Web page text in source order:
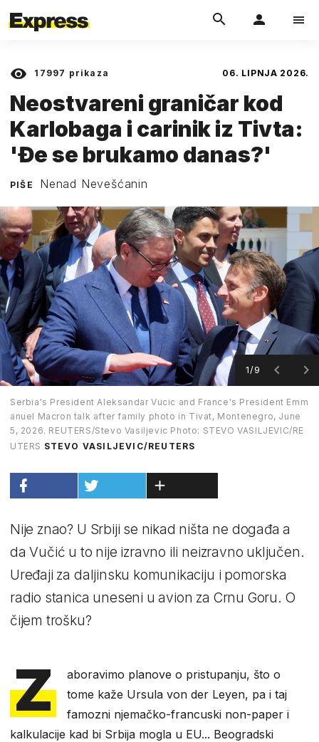
17997 prikaza 06. LIPNJA 2026.
Neostvareni graničar kod
Karlobaga i carinik iz Tivta:
'Đe se brukamo danas?'
PIŠE Nenad Nevešćanin
1/9
Serbia's President Aleksandar Vucic and France's President Emm
anuel Macron talk after family photo in Tivat, Montenegro, June
5, 2026. REUTERS/Stevo Vasiljevic Photo: STEVO VASILJEVIC/RE
UTERS STEVO VASILJEVIC/REUTERS
Nije znao? U Srbiji se nikad ništa ne događa a
da Vučić u to nije izravno ili neizravno uključen.
Uređaji za daljinsku komunikaciju i pomorska
radio stanica uneseni u avion za Crnu Goru. O
čijem trošku?
Z
aboravimo planove o pristupanju, što o
tome kaže Ursula von der Leyen, pa i taj
famozni njemačko-francuski non-paper i
kalkulacije kad bi Srbija mogla u EU... Beogradski